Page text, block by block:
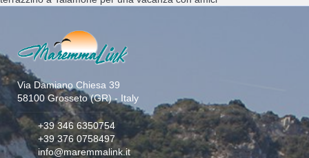
Via Damiano Chiesa 39
58100 Grosseto (GR) - Italy
+39 346 6350754
+39 376 0758497
info@maremmalink.it